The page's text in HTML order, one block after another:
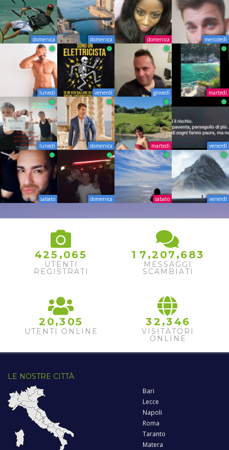
domenica domenica domenica mercoledì
lunedì venerdì giovedì martedì
lunedì domenica martedì venerdì
sabato domenica sabato venerdì
425 ,065
UTENTI
REGISTRATI
1 7 ,2 07 ,683
MESSAGGI
SCAMBIATI
2 0,3 05
UTENTI ONLINE
32 ,346
VISITATORI
ONLINE
LE NOSTRE CITTÀ
Bari
Lecce
Napoli
Roma
Taranto
Matera